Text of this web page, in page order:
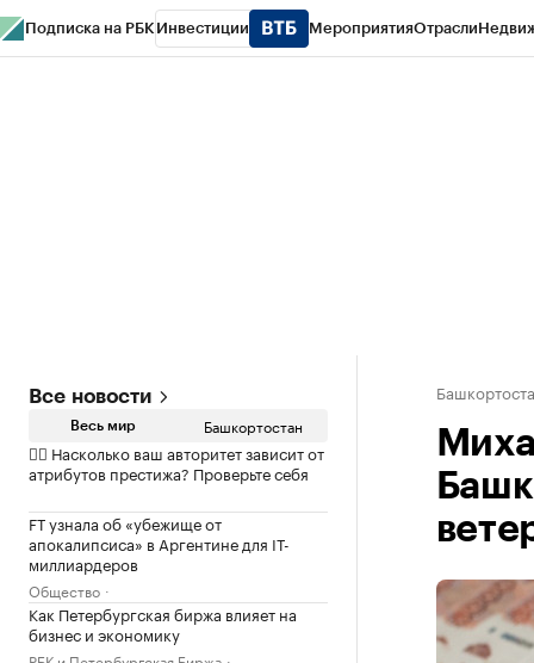
Подписка на РБК Инвестиции МероприятияОтрасли
Все новости
Весь мир Башкортостан
✍🏻 Насколько ваш авторитет зависит от
атрибутов престижа? Проверьте себя
FT узнала об «убежище от
апокалипсиса» в Аргентине для IT-
миллиардеров
Общество
Как Петербургская биржа влияет на
бизнес и экономику